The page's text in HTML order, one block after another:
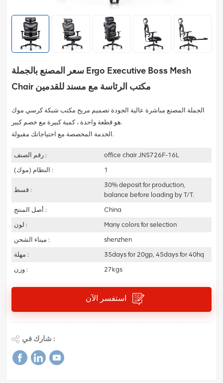
سعر المصنع بالجملة Ergo Executive Boss Mesh
Chair مكتب الرئاسة مع مسند للقدمين
الجملة المصنع مباشرة عالية الجودة تصميم مريح مكتب شبكة كرسي موك
هو قطعة واحدة ، كمية كبيرة مع خصم كبير.
الخدمة المخصصة مع احتياجاتك مقبولة.
رقم الصنف :
office chair JNS726F-16L
النظام (موك) :
1
قسط :
30% deposit for production,
balance before loading by T/T.
أصل المنتج :
China
لون :
Many colors for selection
ميناء الشحن :
shenzhen
مهلة :
35days for 20gp, 45days for 40hq
وزن :
27kgs
شارك في :